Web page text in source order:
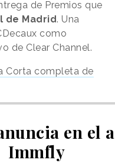
de Premios que
de Madrid. Una
como
de Clear Channel.
Corta completa de
en el
Immfly